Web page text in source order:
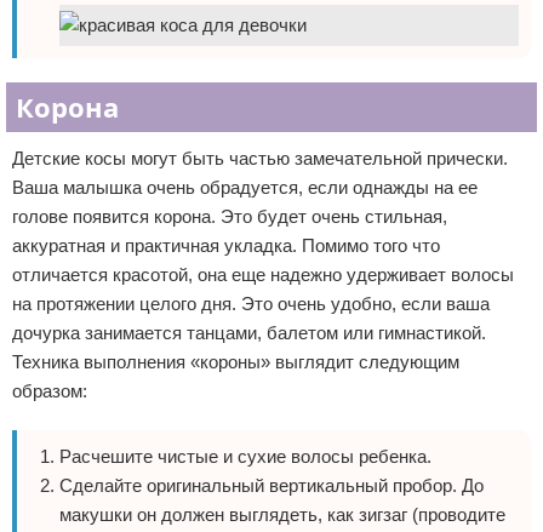
Корона
Детские косы могут быть частью замечательной прически.
Ваша малышка очень обрадуется, если однажды на ее
голове появится корона. Это будет очень стильная,
аккуратная и практичная укладка. Помимо того что
отличается красотой, она еще надежно удерживает волосы
на протяжении целого дня. Это очень удобно, если ваша
дочурка занимается танцами, балетом или гимнастикой.
Техника выполнения «короны» выглядит следующим
образом:
Расчешите чистые и сухие волосы ребенка.
Сделайте оригинальный вертикальный пробор. До
макушки он должен выглядеть, как зигзаг (проводите